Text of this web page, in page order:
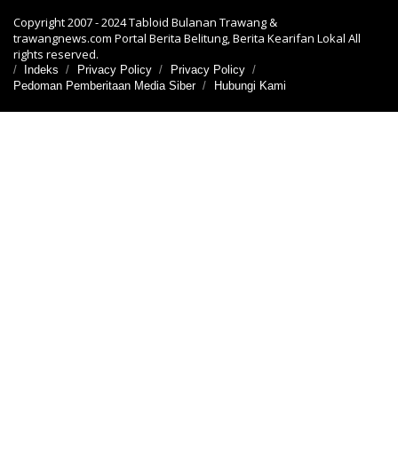
Copyright 2007 - 2024 Tabloid Bulanan Trawang &
trawangnews.com Portal Berita Belitung, Berita Kearifan Lokal All
rights reserved.
Indeks Privacy Policy
Privacy Policy
Pedoman Pemberitaan Media Siber
Hubungi Kami